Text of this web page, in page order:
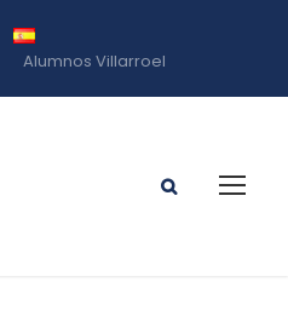
Alumnos Villarroel